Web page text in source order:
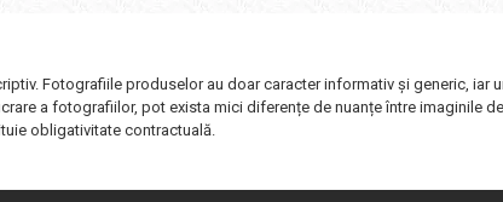
Fotografiile produselor au doar caracter informativ şi generic, iar
a fotografiilor, pot exista mici diferențe de nuanțe între imaginile
obligativitate contractuală.